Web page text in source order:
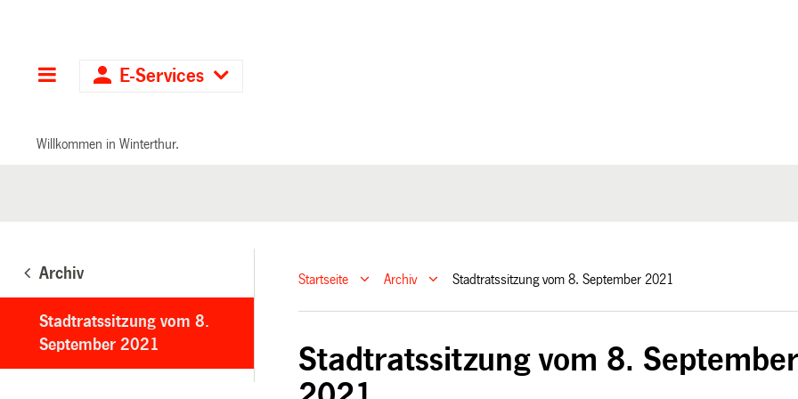
Hauptnavigation
E-Services
Willkommen in Winterthur.
Archiv
Stadtratssitzung vom 8.
September 2021
Startseite Archiv Stadtratssitzung vom 8. September 2021
Stadtratssitzung vom 8.